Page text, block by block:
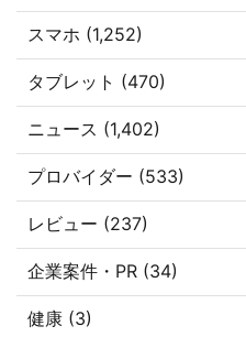
スマホ (1,252)
タブレット (470)
ニュース (1,402)
プロバイダー (533)
レビュー (237)
企業案件・PR (34)
健康 (3)